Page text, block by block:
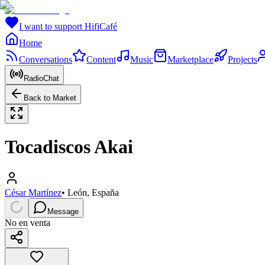
I want to support HifiCafé
Home
Conversations
Content Music Marketplace Projects
RadioChat
Back to Market
Tocadiscos Akai
César Martínez• León, España
Message
No en venta